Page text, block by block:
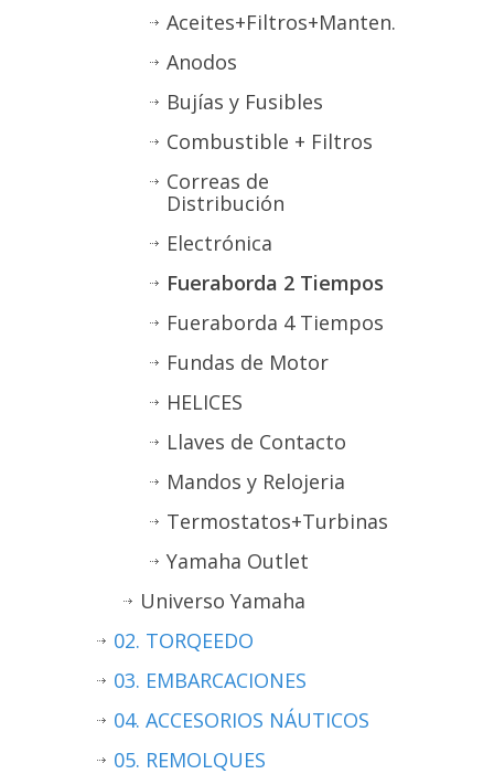
Aceites+Filtros+Manten.
Anodos
Bujías y Fusibles
Combustible + Filtros
Correas de
Distribución
Electrónica
Fueraborda 2 Tiempos
Fueraborda 4 Tiempos
Fundas de Motor
HELICES
Llaves de Contacto
Mandos y Relojeria
Termostatos+Turbinas
Yamaha Outlet
Universo Yamaha
02. TORQEEDO
03. EMBARCACIONES
04. ACCESORIOS NÁUTICOS
05. REMOLQUES